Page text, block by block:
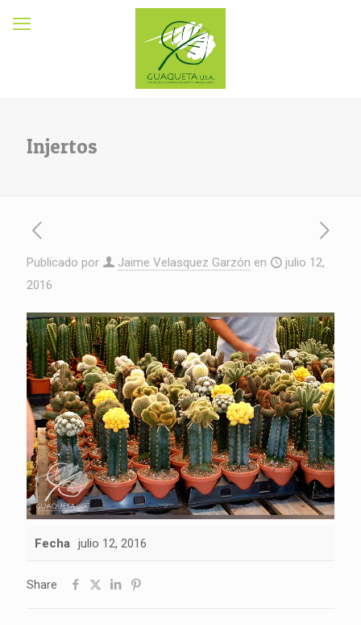
Injertos
Publicado por Jaime Velasquez Garzón en
julio 12,
2016
Fecha julio 12, 2016
Share